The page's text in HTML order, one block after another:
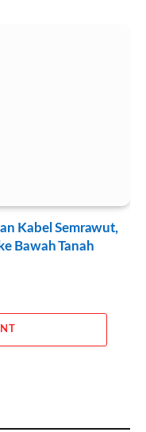
Kabel Semrawut,
Bawah Tanah